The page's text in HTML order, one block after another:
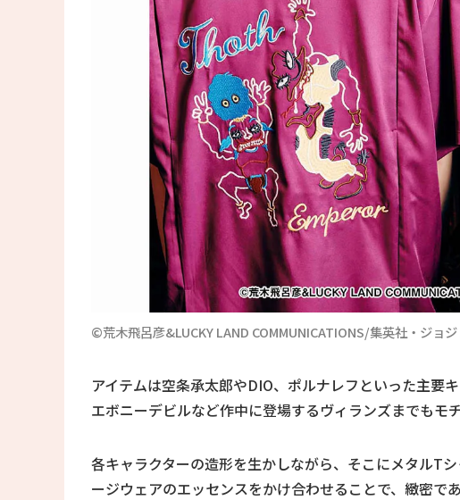
©荒木飛呂彦&LUCKY LAND COMMUNICATIONS/集英社・ジョ
アイテムは空条承太郎やDIO、ポルナレフといった主要
エボニーデビルなど作中に登場するヴィランズまでもモ
各キャラクターの造形を生かしながら、そこにメタルT
ージウェアのエッセンスをかけ合わせることで、緻密で